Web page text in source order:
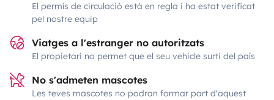
El permís de circulació està en regla i ha estat verificat
pel nostre equip
Viatges a l'estranger no autoritzats
El propietari no permet que el seu vehicle surti del país
No s'admeten mascotes
Les teves mascotes no podran formar part d'aquest